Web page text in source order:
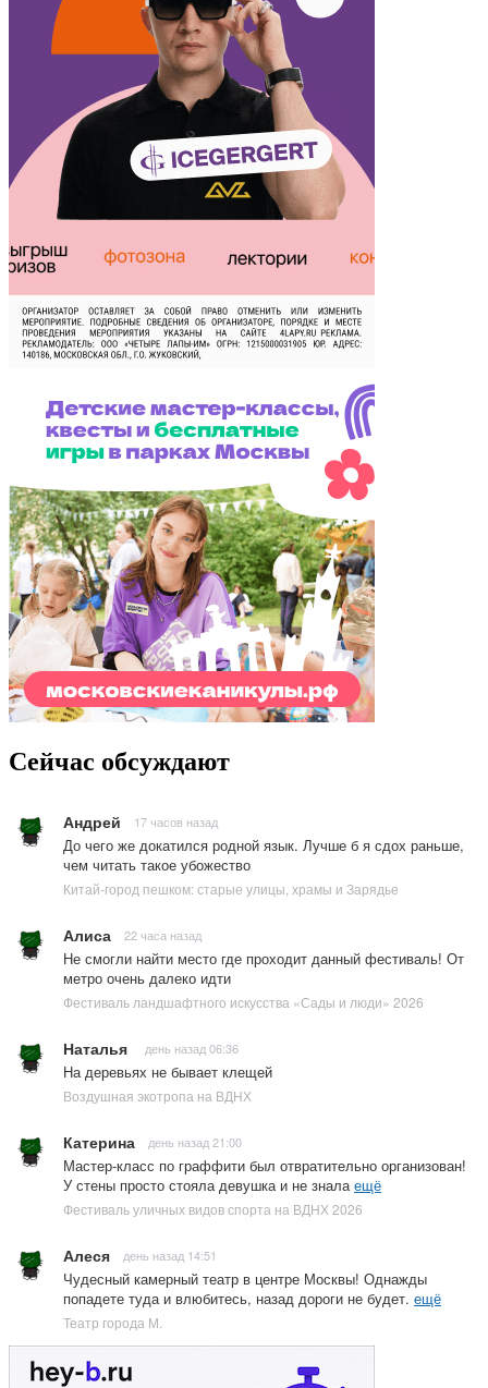
Сейчас обсуждают
Андрей 17 часов назад
До чего же докатился родной язык. Лучше б я сдох раньше,
чем читать такое убожество
Китай-город пешком: старые улицы, храмы и Зарядье
Алиса 22 часа назад
Не смогли найти место где проходит данный фестиваль! От
метро очень далеко идти
Фестиваль ландшафтного искусства «Сады и люди» 2026
Наталья день назад 06:36
На деревьях не бывает клещей
Воздушная экотропа на ВДНХ
Катерина день назад 21:00
Мастер-класс по граффити был отвратительно организован!
У стены просто стояла девушка и не зналаещё
Фестиваль уличных видов спорта на ВДНХ 2026
Алеся день назад 14:51
Чудесный камерный театр в центре Москвы! Однажды
попадете туда и влюбитесь, назад дороги не будет. ещё
Театр города М.